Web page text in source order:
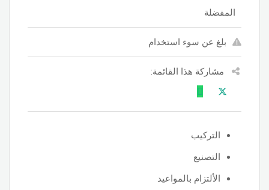
المفضلة
بلغ عن سوء استخدام
مشاركة هذا القائمة:
التركيب
التصنيع
الألتزام بالمواعيد